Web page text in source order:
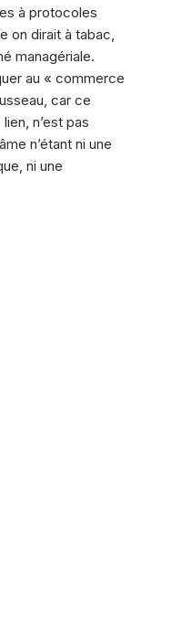
à protocoles
on dirait à tabac,
managériale.
au « commerce
car ce
n’est pas
n’étant ni une
ni une